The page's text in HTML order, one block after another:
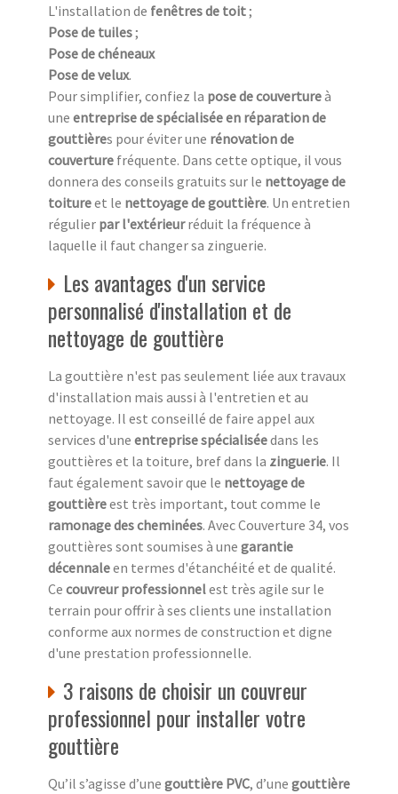
L'installation de fenêtres de toit;
Pose de tuiles;
Pose de chéneaux
Pose de velux.
Pour simplifier, confiez la pose de couvertureà
une entreprise de spécialisée en réparation de
gouttières pour éviter une rénovation de
couverture fréquente. Dans cette optique, il vous
donnera des conseils gratuits sur le nettoyage de
toitureet le nettoyage de gouttière. Un entretien
régulier par l'extérieurréduit la fréquence à
laquelle il faut changer sa zinguerie.
Les avantages d'un service
personnalisé d'installation et de
nettoyage de gouttière
La gouttière n'est pas seulement liée aux travaux
d'installation mais aussi à l'entretien et au
nettoyage. Il est conseillé de faire appel aux
services d'une entreprise spécialiséedans les
gouttières et la toiture, bref dans la zinguerie. Il
faut également savoir que le nettoyage de
gouttièreest très important, tout comme le
ramonage des cheminées. Avec Couverture 34, vos
gouttières sont soumises à une garantie
décennaleen termes d'étanchéité et de qualité.
Ce couvreur professionnelest très agile sur le
terrain pour offrir à ses clients une installation
conforme aux normes de construction et digne
d'une prestation professionnelle.
3 raisons de choisir un couvreur
professionnel pour installer votre
gouttière
Qu’il s’agisse d’une gouttière PVC, d’une gouttière